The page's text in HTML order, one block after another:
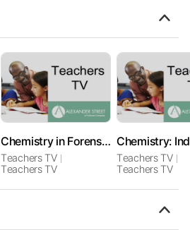
Chemistry in Forensics
Teachers TV
Teachers TV
Chemistry:
Teachers TV
Teachers TV